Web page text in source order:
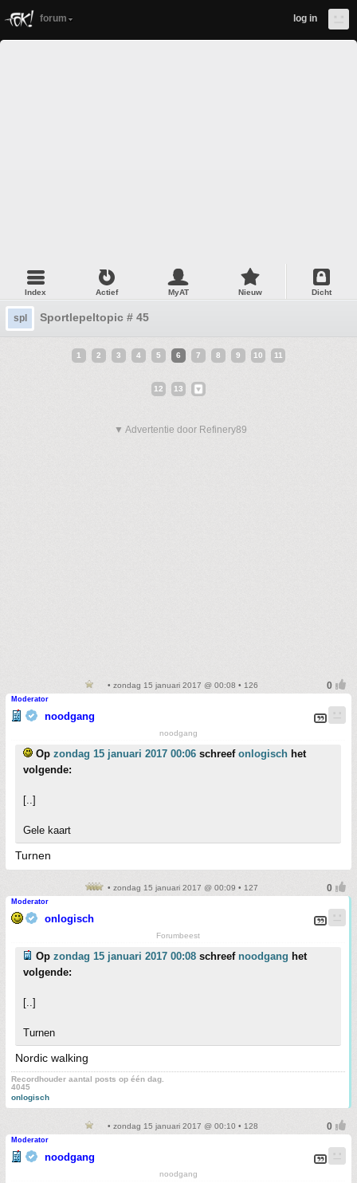
forum log in
Index Actief MyAT Nieuw Dicht
spl Sportlepeltopic # 45
1 2 3 4 5 6 7 8 9 10 11
12 13
▼ Advertentie door Refinery89
• zondag 15 januari 2017 @ 00:08 • 126
Moderator
noodgang
noodgang
Op zondag 15 januari 2017 00:06 schreef onlogisch het
volgende:
[..]
Gele kaart
Turnen
• zondag 15 januari 2017 @ 00:09 • 127
Moderator
onlogisch
Forumbeest
Op zondag 15 januari 2017 00:08 schreef noodgang het
volgende:
[..]
Turnen
Nordic walking
Recordhouder aantal posts op één dag.
4045
onlogisch
• zondag 15 januari 2017 @ 00:10 • 128
Moderator
noodgang
noodgang